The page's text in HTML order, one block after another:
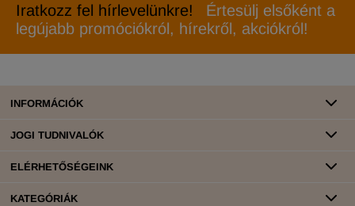
Iratkozz fel hírlevelünkre!
Értesülj elsőként a
legújabb promóciókról, hírekről, akciókról!
INFORMÁCIÓK
JOGI TUDNIVALÓK
ELÉRHETŐSÉGEINK
KATEGÓRIÁK